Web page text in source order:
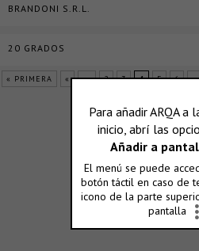
BRANDONI S.R.L.
20 GRADOS
« PRIMERA « ... 2 3 4 5 6